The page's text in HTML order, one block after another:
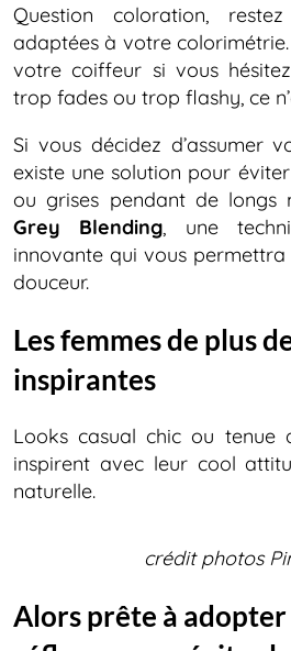
Question coloration,
adaptées à votre
votre coiffeur si vous
trop fades ou trop flashy, ce
Si vous décidez d’assumer
existe une solution pour
ou grises pendant de longs
Grey Blending, une
innovante qui vous
douceur.
Les femmes de plus
inspirantes
Looks casual chic ou tenue
inspirent avec leur cool
naturelle.
crédit photos
Alors prête à adopter